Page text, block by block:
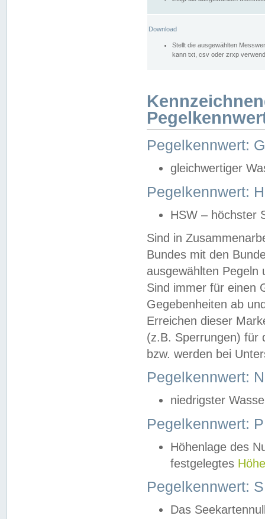
Download
Stellt die ausgewählten
kann txt, csv oder zrxp
Pegelkennwert:
gleichwertiger
Pegelkennwert:
HSW – höchster
Sind in
Bundes mit den
ausgewählten
Sind immer für einen
Gegebenheiten ab
Erreichen dieser
(z.B. Sperrungen) für
bzw. werden bei
Pegelkennwert:
niedrigster
Pegelkennwert:
Höhenlage des
festgelegtes
Pegelkennwert:
Das